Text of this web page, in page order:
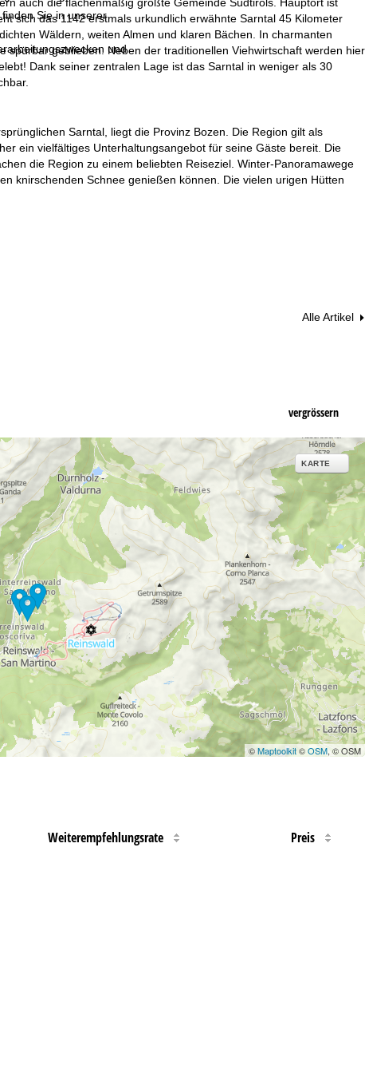
Sie in unserer
und
sich das 1142 erstmals urkundlich erwähnte Sarntal 45 Kilometer
Wäldern, weiten Almen und klaren Bächen. In charmanten
geblieben. Neben der traditionellen Viehwirtschaft werden hier
Dank seiner zentralen Lage ist das Sarntal in weniger als 30
Sarntal, liegt die Provinz Bozen. Die Region gilt als
ein vielfältiges Unterhaltungsangebot für seine Gäste bereit. Die
die Region zu einem beliebten Reiseziel. Winter-Panoramawege
knirschenden Schnee genießen können. Die vielen urigen Hütten
Alle Artikel
vergrössern
KARTE
©Maptoolkit©OSM, © OSM
Weiterempfehlungsrate Preis